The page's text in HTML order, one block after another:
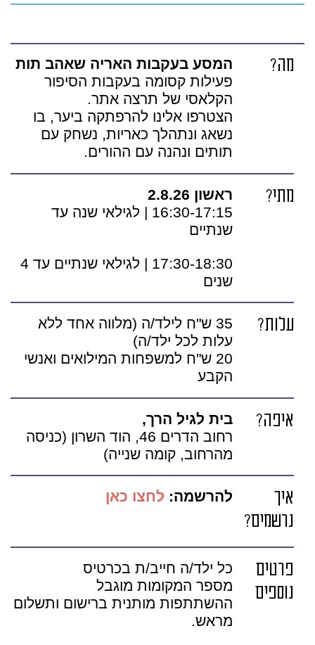
מה?
המסע בעקבות האריה שאהב תות
פעילות קסומה בעקבות הסיפור
הקלאסי של תרצה אתר.
הצטרפו אלינו להרפתקה ביער, בו
נשאג ונתהלך כאריות, נשחק עם
תותים ונהנה עם ההורים.
מתי?
ראשון 2.8.26
16:30-17:15 | לגילאי שנה עד
שנתיים
17:30-18:30 | לגילאי שנתיים עד 4
שנים
עלות?
35 ש"ח לילד/ה (מלווה אחד ללא
עלות לכל ילד/ה)
20 ש"ח למשפחות המילואים ואנשי
הקבע
איפה?
בית לגיל הרך,
רחוב הדרים 46, הוד השרון (כניסה
מהרחוב, קומה שנייה)
איך
נרשמים?
להרשמה: לחצו כאן
פרטים
נוספים
כל ילד/ה חייב/ת בכרטיס
מספר המקומות מוגבל
ההשתתפות מותנית ברישום ותשלום
מראש.